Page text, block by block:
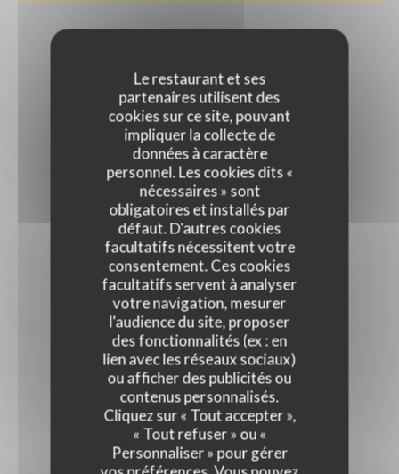
Le restaurant et ses
partenaires utilisent des
cookies sur ce site, pouvant
impliquer la collecte de
données à caractère
personnel. Les cookies dits «
nécessaires » sont
obligatoires et installés par
défaut. D'autres cookies
facultatifs nécessitent votre
consentement. Ces cookies
facultatifs servent à analyser
votre navigation, mesurer
l'audience du site, proposer
des fonctionnalités (ex : en
lien avec les réseaux sociaux)
ou afficher des publicités ou
contenus personnalisés.
Cliquez sur « Tout accepter »,
« Tout refuser » ou «
Personnaliser » pour gérer